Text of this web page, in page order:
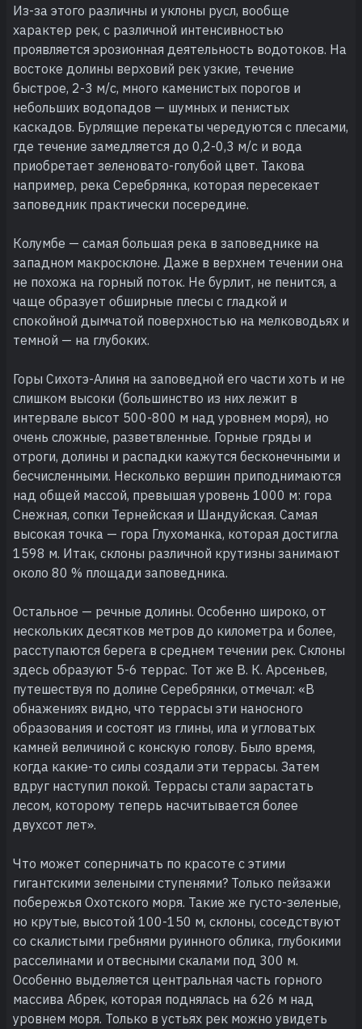
Из-за этого различны и уклоны русл, вообще
характер рек, с различной интенсивностью
проявляется эрозионная деятельность водотоков. На
востоке долины верховий рек узкие, течение
быстрое, 2-3 м/с, много каменистых порогов и
небольших водопадов — шумных и пенистых
каскадов. Бурлящие перекаты чередуются с плесами,
где течение замедляется до 0,2-0,3 м/с и вода
приобретает зеленовато-голубой цвет. Такова
например, река Серебрянка, которая пересекает
заповедник практически посередине.
Колумбе — самая большая река в заповеднике на
западном макросклоне. Даже в верхнем течении она
не похожа на горный поток. Не бурлит, не пенится, а
чаще образует обширные плесы с гладкой и
спокойной дымчатой поверхностью на мелководьях и
темной — на глубоких.
Горы Сихотэ-Алиня на заповедной его части хоть и не
слишком высоки (большинство из них лежит в
интервале высот 500-800 м над уровнем моря), но
очень сложные, разветвленные. Горные гряды и
отроги, долины и распадки кажутся бесконечными и
бесчисленными. Несколько вершин приподнимаются
над общей массой, превышая уровень 1000 м: гора
Снежная, сопки Тернейская и Шандуйская. Самая
высокая точка — гора Глухоманка, которая достигла
1598 м. Итак, склоны различной крутизны занимают
около 80 % площади заповедника.
Остальное — речные долины. Особенно широко, от
нескольких десятков метров до километра и более,
расступаются берега в среднем течении рек. Склоны
здесь образуют 5-6 террас. Тот же В. К. Арсеньев,
путешествуя по долине Серебрянки, отмечал: «В
обнажениях видно, что террасы эти наносного
образования и состоят из глины, ила и угловатых
камней величиной с конскую голову. Было время,
когда какие-то силы создали эти террасы. Затем
вдруг наступил покой. Террасы стали зарастать
лесом, которому теперь насчитывается более
двухсот лет».
Что может соперничать по красоте с этими
гигантскими зелеными ступенями? Только пейзажи
побережья Охотского моря. Такие же густо-зеленые,
но крутые, высотой 100-150 м, склоны, соседствуют
со скалистыми гребнями руинного облика, глубокими
расселинами и отвесными скалами под 300 м.
Особенно выделяется центральная часть горного
массива Абрек, которая поднялась на 626 м над
уровнем моря. Только в устьях рек можно увидеть